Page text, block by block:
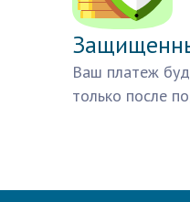
Ваш платеж
только после